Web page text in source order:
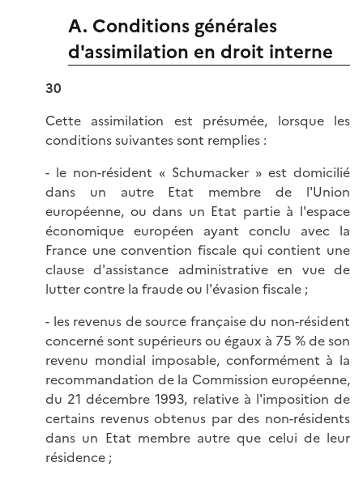
A. Conditions générales
d'assimilation en droit interne
30
Cette assimilation est présumée, lorsque les
conditions suivantes sont remplies :
- le non-résident « Schumacker » est domicilié
dans un autre Etat membre de l'Union
européenne, ou dans un Etat partie à l'espace
économique européen ayant conclu avec la
France une convention fiscale qui contient une
clause d'assistance administrative en vue de
lutter contre la fraude ou l'évasion fiscale ;
- les revenus de source française du non-résident
concerné sont supérieurs ou égaux à 75 % de son
revenu mondial imposable, conformément à la
recommandation de la Commission européenne,
du 21 décembre 1993, relative à l'imposition de
certains revenus obtenus par des non-résidents
dans un Etat membre autre que celui de leur
résidence ;